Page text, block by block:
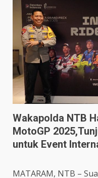
Wakapolda NTB
MotoGP
untuk Event
MATARAM, NTB –